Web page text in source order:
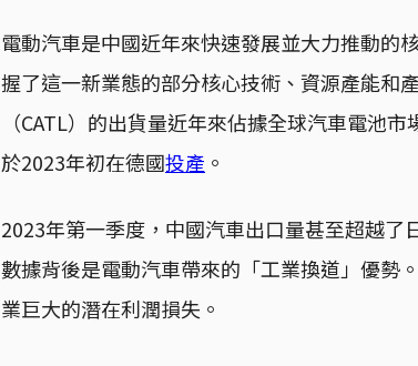
電動汽車是中國近年來快速發展並大力推動的
握了這一新業態的部分核心技術、資源產能和
（CATL）的出貨量近年來佔據全球汽車電池
於2023年初在德國投產 。
2023年第一季度，中國汽車出口量甚至超越了
數據背後是電動汽車帶來的「工業換道」優勢
業巨大的潛在利潤損失。